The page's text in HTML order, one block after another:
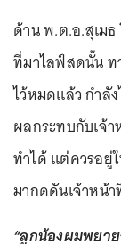
ด้าน พ.ต.อ.สุเม
ที่มาไลฟ์สดนั้น ท
ไว้หมดแล้ว กำลั
ผลกระทบกับเจ้
ทำได้ แต่ควรอยู่
มากดดันเจ้าหน้
“ลูกน้องผมพยา